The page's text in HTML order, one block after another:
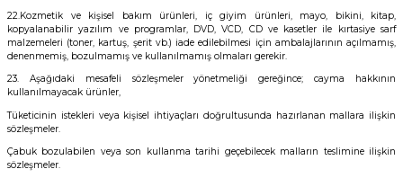
22.Kozmetik ve kişisel bakım ürünleri, iç giyim ürünleri, mayo, bikini, kitap,
kopyalanabilir yazılım ve programlar, DVD, VCD, CD ve kasetler ile kırtasiye sarf
malzemeleri (toner, kartuş, şerit vb.) iade edilebilmesi için ambalajlarının açılmamış,
denenmemiş, bozulmamış ve kullanılmamış olmaları gerekir.
23. Aşağıdaki mesafeli sözleşmeler yönetmeliği gereğince; cayma hakkının
kullanılmayacak ürünler,
Tüketicinin istekleri veya kişisel ihtiyaçları doğrultusunda hazırlanan mallara ilişkin
sözleşmeler.
Çabuk bozulabilen veya son kullanma tarihi geçebilecek malların teslimine ilişkin
sözleşmeler.